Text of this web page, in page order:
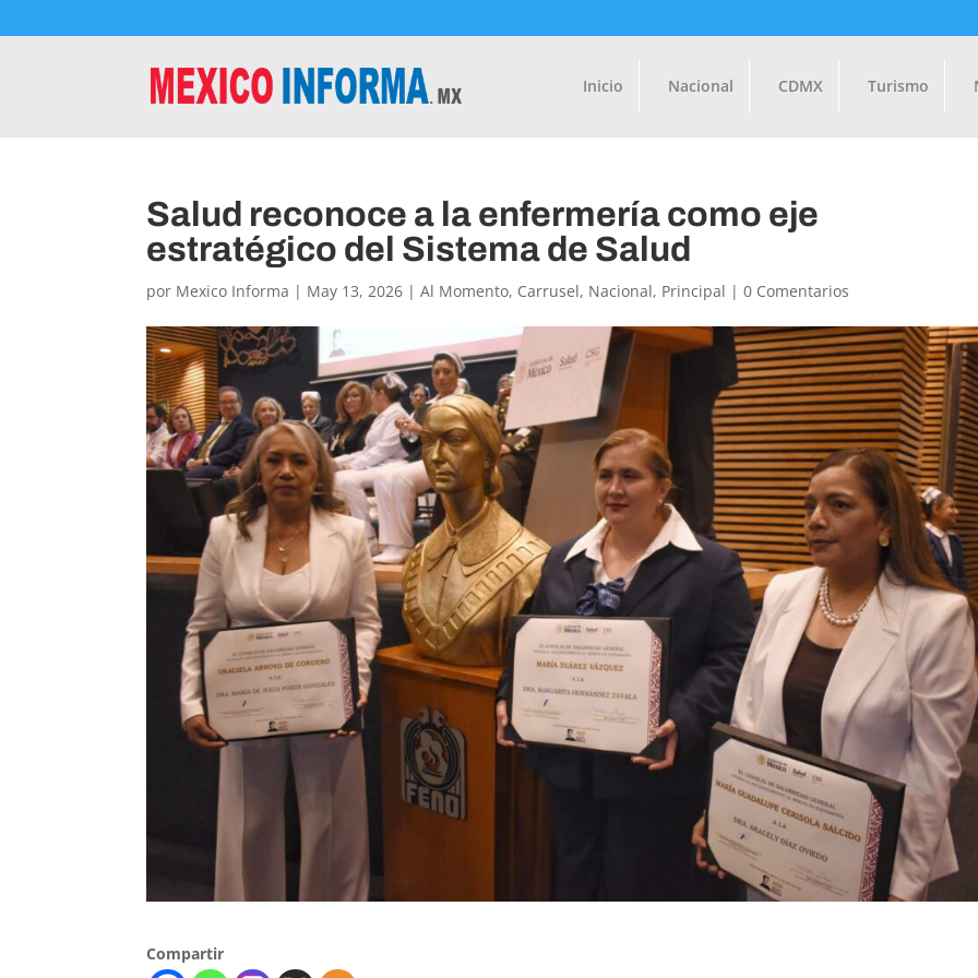
Inicio Nacional CDMX Turismo
Salud reconoce a la enfermería como eje
estratégico del Sistema de Salud
por Mexico Informa | May 13, 2026 |Al Momento, Carrusel, Nacional, Principal |0 Comentarios
Compartir